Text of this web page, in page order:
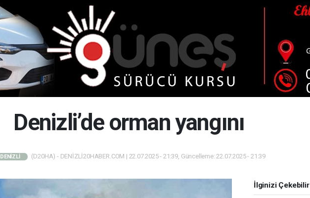
Denizli’de orman yangını
DENİZLİ (D20HA) - DENİZLİ20HABER.COM | 22.07.2025 - 21:39, Güncelleme: 22.07.2025 - 21:39
İlginizi Çekebilir